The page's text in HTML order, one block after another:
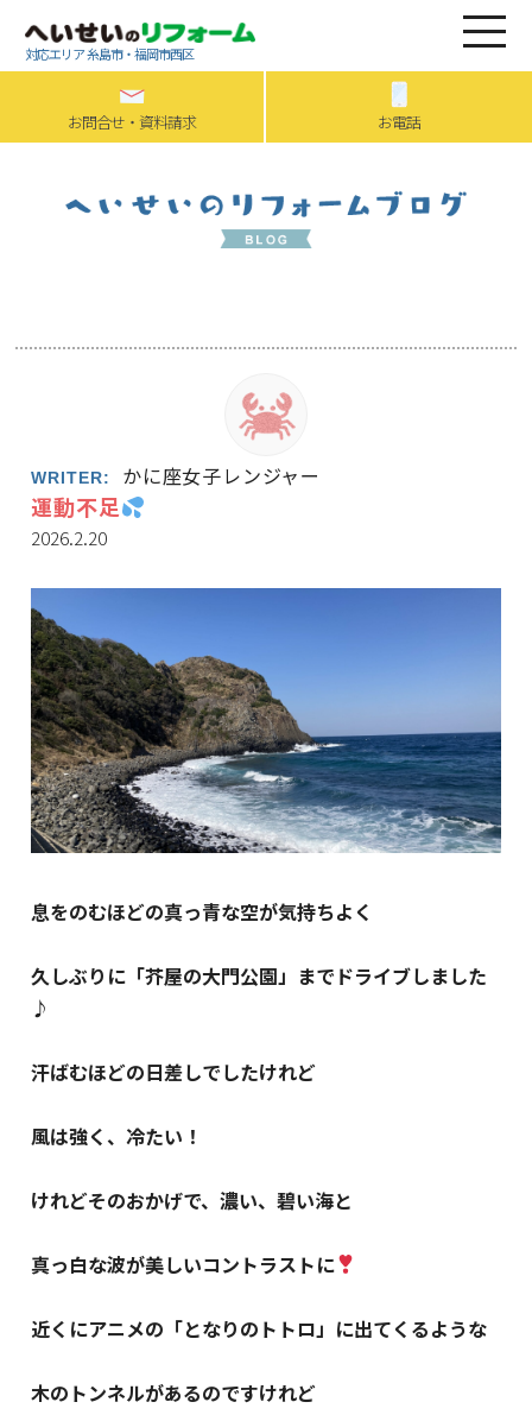
対応エリア 糸島市・福岡市西区
お問合せ・資料請求 お電話
WRITER: かに座女子レンジャー
運動不足
2026.2.20
息をのむほどの真っ青な空が気持ちよく
久しぶりに「芥屋の大門公園」までドライブしました
♪
汗ばむほどの日差しでしたけれど
風は強く、冷たい！
けれどそのおかげで、濃い、碧い海と
真っ白な波が美しいコントラストに
近くにアニメの「となりのトトロ」に出てくるような
木のトンネルがあるのですけれど